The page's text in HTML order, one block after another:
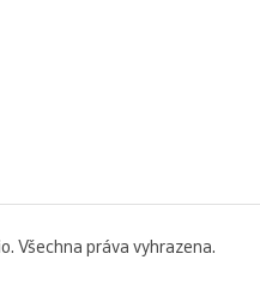
Všechna práva vyhrazena.